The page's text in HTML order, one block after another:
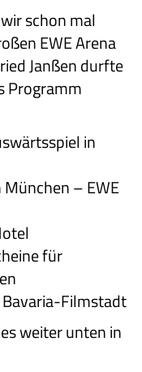
schon mal
EWE Arena
Janßen durfte
Programm
in
– EWE
für
Filmstadt
weiter unten in